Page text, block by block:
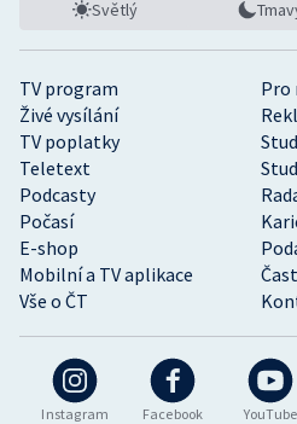
Instagram Facebook YouTube
TV program
Pro
Živé vysílání
TV poplatky
Teletext
Podcasty
Počasí
E-shop
Mobilní a TV aplikace
Vše o ČT
Světlý